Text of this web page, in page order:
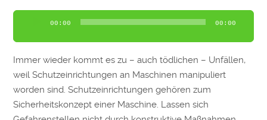
Audio-
00:00 00:00
Immer wieder kommt es zu – auch tödlichen – Unfällen,
weil Schutzeinrichtungen an Maschinen manipuliert
worden sind. Schutzeinrichtungen gehören zum
Sicherheitskonzept einer Maschine. Lassen sich